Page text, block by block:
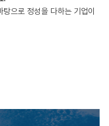
으로 정성을 다하는 기업이